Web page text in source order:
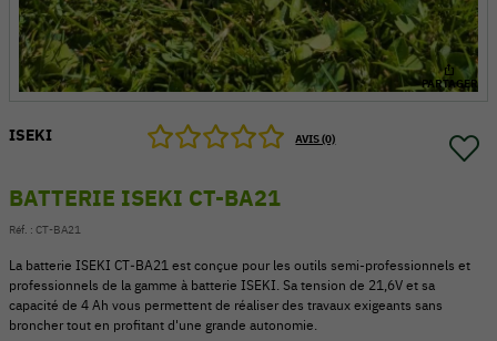
PARTAGER
ISEKI AVIS (0)
BATTERIE ISEKI CT-BA21
Réf. : CT-BA21
La batterie ISEKI CT‑BA21 est conçue pour les outils semi-professionnels et
professionnels de la gamme à batterie ISEKI. Sa tension de 21,6V et sa
capacité de 4 Ah vous permettent de réaliser des travaux exigeants sans
broncher tout en profitant d'une grande autonomie.